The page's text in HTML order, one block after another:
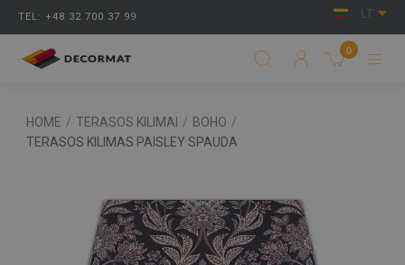
TEL: +48 32 700 37 99
0
HOME / TERASOS KILIMAI / BOHO /
TERASOS KILIMAS PAISLEY SPAUDA